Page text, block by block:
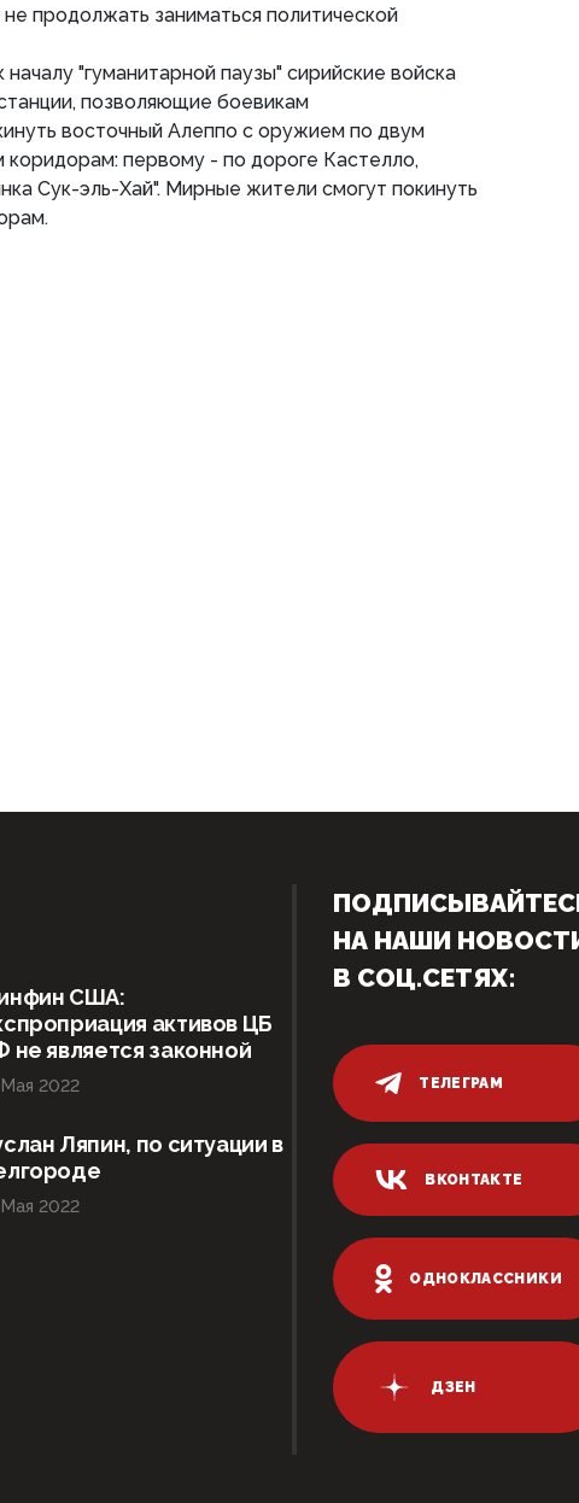
продолжать заниматься политической
"гуманитарной паузы" сирийские войска
позволяющие боевикам
восточный Алеппо с оружием по двум
коридорам: первому - по дороге Кастелло,
Сук-эль-Хай". Мирные жители смогут покинуть
США:
активов ЦБ
не является законной
Мая 2022
Ляпин, по ситуации в
Мая 2022
НА НАШИ
В СОЦ.СЕТЯХ:
ТЕЛЕГРАМ
ВКОНТАКТЕ
ОДНОКЛАССНИКИ
ДЗЕН